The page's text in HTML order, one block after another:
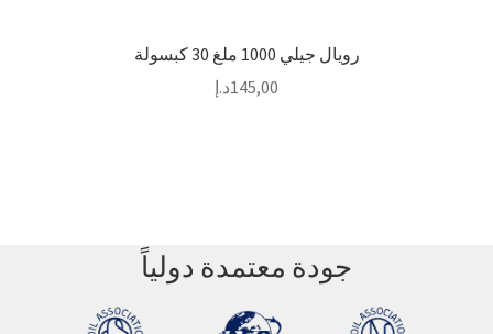
رويال جيلي 1000 ملغ 30 كبسولة
145,00د.إ
جودة معتمدة دولياً